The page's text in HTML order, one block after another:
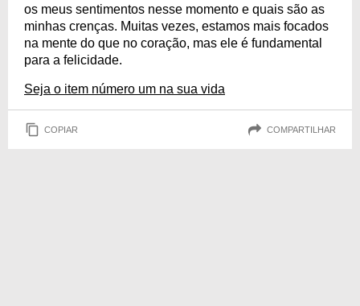
os meus sentimentos nesse momento e quais são as
minhas crenças. Muitas vezes, estamos mais focados
na mente do que no coração, mas ele é fundamental
para a felicidade.
Seja o item número um na sua vida
COPIAR COMPARTILHAR